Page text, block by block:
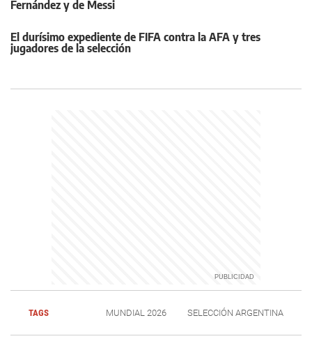
Fernández y de Messi
El durísimo expediente de FIFA contra la AFA y tres
jugadores de la selección
TAGS MUNDIAL 2026 SELECCIÓN ARGENTINA